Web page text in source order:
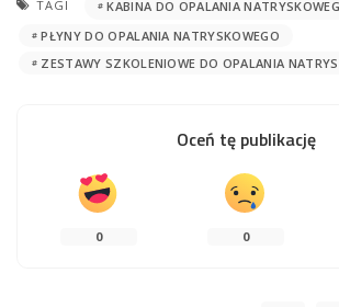
TAGI
KABINA DO OPALANIA
PŁYNY DO OPALANIA NATRYSKOWEGO
ZESTAWY SZKOLENIOWE DO OPALANIA
Oceń tę publikację
0 0